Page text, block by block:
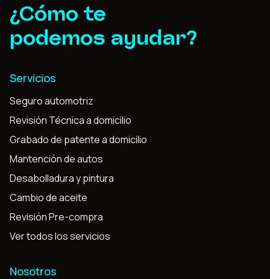
¿Cómo te
podemos ayudar?
Servicios
Seguro automotriz
Revisión Técnica a domicilio
Grabado de patente a domicilio
Mantención de autos
Desabolladura y pintura
Cambio de aceite
Revisión Pre-compra
Ver todos los servicios
Nosotros